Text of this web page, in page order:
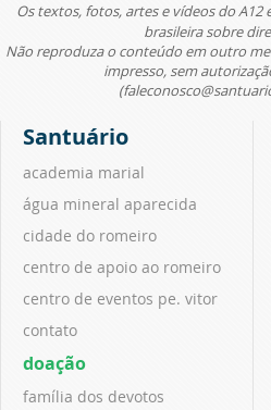
Os textos, fotos, artes e vídeos do
brasileira sobre
Não reproduza o conteúdo em outro
impresso, sem
Santuário
academia marial
água mineral aparecida
cidade do romeiro
centro de apoio ao romeiro
centro de eventos pe. vitor
contato
doação
família dos devotos